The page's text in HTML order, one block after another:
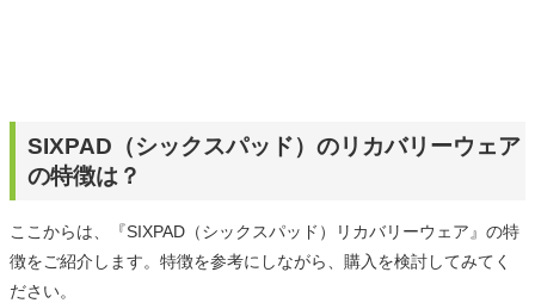
SIXPAD（シックスパッド）のリカバリーウェア
の特徴は？
ここからは、『SIXPAD（シックスパッド）リカバリーウェア』の特
徴をご紹介します。特徴を参考にしながら、購入を検討してみてく
ださい。